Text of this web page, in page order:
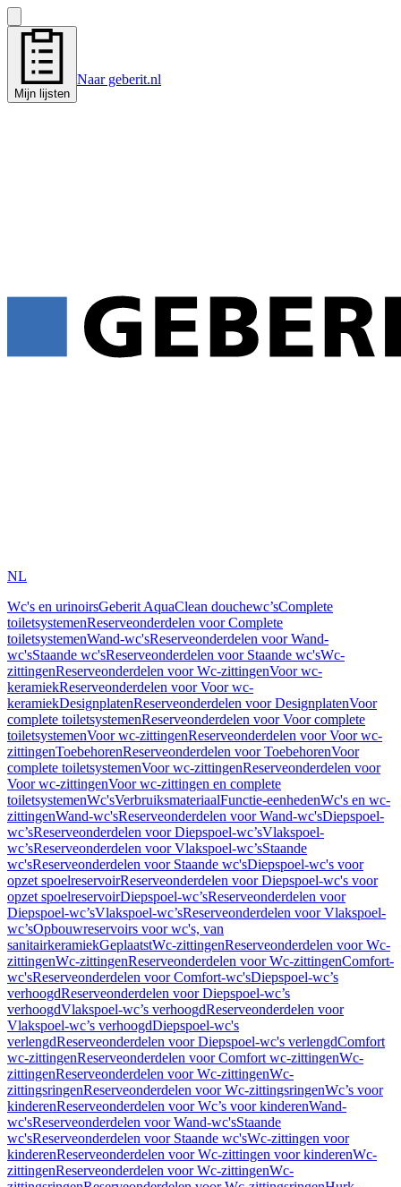
Mijn lijsten
Naar geberit.nl
NL
Wc's en urinoirsGeberit AquaClean douchewc’sComplete
toiletsystemenReserveonderdelen voor Complete
toiletsystemenWand-wc'sReserveonderdelen voor Wand-
wc'sStaande wc'sReserveonderdelen voor Staande wc'sWc-
zittingenReserveonderdelen voor Wc-zittingenVoor wc-
keramiekReserveonderdelen voor Voor wc-
keramiekDesignplatenReserveonderdelen voor DesignplatenVoor
complete toiletsystemenReserveonderdelen voor Voor complete
toiletsystemenVoor wc-zittingenReserveonderdelen voor Voor wc-
zittingenToebehorenReserveonderdelen voor ToebehorenVoor
complete toiletsystemenVoor wc-zittingenReserveonderdelen voor
Voor wc-zittingenVoor wc-zittingen en complete
toiletsystemenWc'sVerbruiksmateriaalFunctie-eenhedenWc's en wc-
zittingenWand-wc'sReserveonderdelen voor Wand-wc'sDiepspoel-
wc’sReserveonderdelen voor Diepspoel-wc’sVlakspoel-
wc’sReserveonderdelen voor Vlakspoel-wc’sStaande
wc'sReserveonderdelen voor Staande wc'sDiepspoel-wc's voor
opzet spoelreservoirReserveonderdelen voor Diepspoel-wc's voor
opzet spoelreservoirDiepspoel-wc’sReserveonderdelen voor
Diepspoel-wc’sVlakspoel-wc’sReserveonderdelen voor Vlakspoel-
wc’sOpbouwreservoirs voor wc's, van
sanitairkeramiekGeplaatstWc-zittingenReserveonderdelen voor Wc-
zittingenWc-zittingenReserveonderdelen voor Wc-zittingenComfort-
wc'sReserveonderdelen voor Comfort-wc'sDiepspoel-wc’s
verhoogdReserveonderdelen voor Diepspoel-wc’s
verhoogdVlakspoel-wc’s verhoogdReserveonderdelen voor
Vlakspoel-wc’s verhoogdDiepspoel-wc's
verlengdReserveonderdelen voor Diepspoel-wc's verlengdComfort
wc-zittingenReserveonderdelen voor Comfort wc-zittingenWc-
zittingenReserveonderdelen voor Wc-zittingenWc-
zittingsringenReserveonderdelen voor Wc-zittingsringenWc’s voor
kinderenReserveonderdelen voor Wc’s voor kinderenWand-
wc'sReserveonderdelen voor Wand-wc'sStaande
wc'sReserveonderdelen voor Staande wc'sWc-zittingen voor
kinderenReserveonderdelen voor Wc-zittingen voor kinderenWc-
zittingenReserveonderdelen voor Wc-zittingenWc-